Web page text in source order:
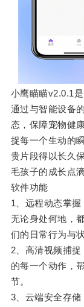
小鹰瞄瞄v2.0.1
通过与智能设备
态，保障宠物健
捉每一个生动的
贵片段得以长久
毛孩子的成长点滴
软件功能
1、远程动态掌
无论身处何地，
们的日常行为与状
2、高清视频捕
的每一个动作，
节。
3、云端安全存